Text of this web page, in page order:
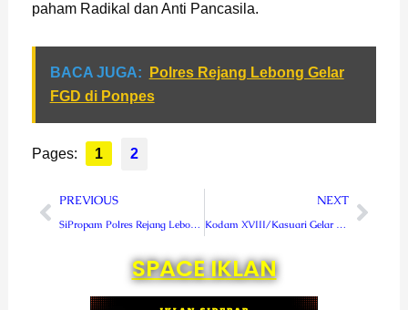
paham Radikal dan Anti Pancasila.
BACA JUGA:
Polres Rejang Lebong Gelar
FGD di Ponpes
Pages: 1 2
Prev
PREVIOUS
SiPropam Polres Rejang Lebong Cek Kelengkapan Identitas Anggota
NEXT
Kodam XVIII/Kasuari Gelar Pembekalan Kader Rakyat Terlatih Tingkat Kotamawil
Next
SPACE IKLAN